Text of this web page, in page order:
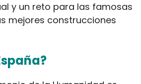
y un reto para las famosas
mejores construcciones